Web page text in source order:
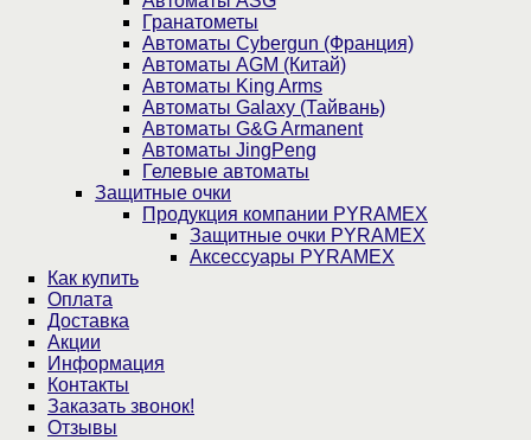
Гранатометы
Автоматы Cybergun (Франция)
Автоматы AGM (Китай)
Автоматы King Arms
Автоматы Galaxy (Тайвань)
Автоматы G&G Armanent
Автоматы JingPeng
Гелевые автоматы
Защитные очки
Продукция компании PYRAMEX
Защитные очки PYRAMEX
Аксессуары PYRAMEX
Как купить
Оплата
Доставка
Акции
Информация
Контакты
Заказать звонок!
Отзывы